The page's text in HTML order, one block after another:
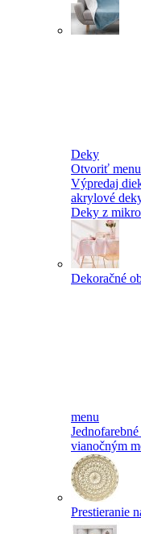
Deky
Otvoriť menu
Výpredaj
akrylové
Deky z
Dekoračné
menu
vianočným
Prestieranie